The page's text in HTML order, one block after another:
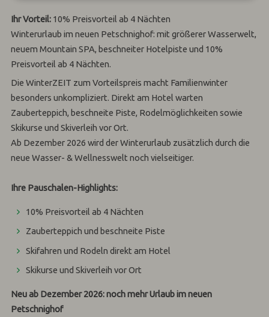
Ihr Vorteil: 10% Preisvorteil ab 4 Nächten
Winterurlaub im neuen Petschnighof: mit größerer Wasserwelt,
neuem Mountain SPA, beschneiter Hotelpiste und 10%
Preisvorteil ab 4 Nächten.
Die WinterZEIT zum Vorteilspreis macht Familienwinter
besonders unkompliziert. Direkt am Hotel warten
Zauberteppich, beschneite Piste, Rodelmöglichkeiten sowie
Skikurse und Skiverleih vor Ort.
Ab Dezember 2026 wird der Winterurlaub zusätzlich durch die
neue Wasser- & Wellnesswelt noch vielseitiger.
Ihre Pauschalen-Highlights:
10% Preisvorteil ab 4 Nächten
Zauberteppich und beschneite Piste
Skifahren und Rodeln direkt am Hotel
Skikurse und Skiverleih vor Ort
Neu ab Dezember 2026: noch mehr Urlaub im neuen
Petschnighof